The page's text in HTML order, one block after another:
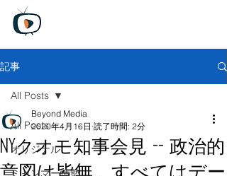
記事
All Posts
オリジナル
ミャンマー情勢
All Posts
NYクオモ知事会見 -- 政治的
意図は皆無、すべてはデー
Beyond Media
2020年4月16日 読了時間: 2分